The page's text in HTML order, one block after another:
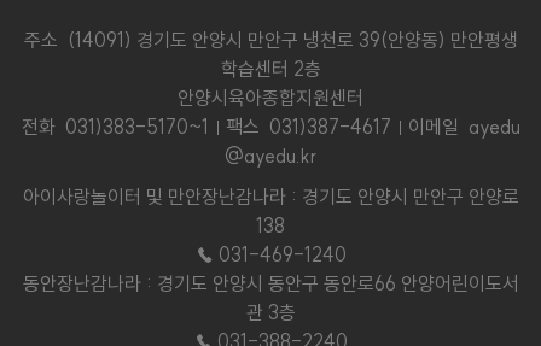
주소 (14091) 경기도 안양시 만안구 냉천로 39(안양동) 만안평생
학습센터 2층
안양시육아종합지원센터
전화 031)383-5170~1 팩스 031)387-4617
이메일 ayedu
@ayedu.kr
아이사랑놀이터 및 만안장난감나라 : 경기도 안양시 만안구 안양로
138
☎ 031-469-1240
동안장난감나라 : 경기도 안양시 동안구 동안로66 안양어린이도서
관 3층
☎ 031-388-2240